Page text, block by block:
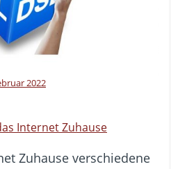
2022
Internet Zuhause
Zuhause verschiedene